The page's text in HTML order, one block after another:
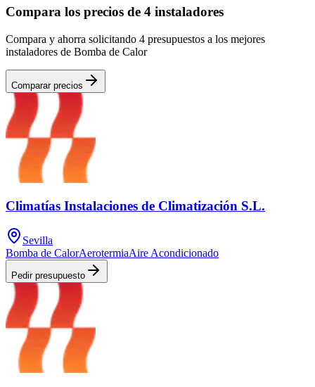
Compara los precios de 4 instaladores
Compara y ahorra solicitando 4 presupuestos a los mejores
instaladores de Bomba de Calor
Comparar precios
Climatías Instalaciones de Climatización S.L.
Sevilla
Bomba de CalorAerotermiaAire Acondicionado
Pedir presupuesto